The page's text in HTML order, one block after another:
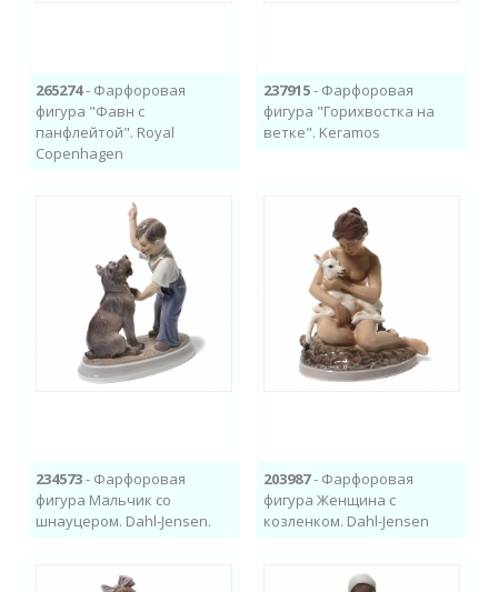
265274- Фарфоровая
фигура "Фавн с
панфлейтой". Royal
Copenhagen
237915- Фарфоровая
фигура "Горихвостка на
ветке". Keramos
234573- Фарфоровая
фигура Мальчик со
шнауцером. Dahl-Jensen.
203987- Фарфоровая
фигура Женщина с
козленком. Dahl-Jensen